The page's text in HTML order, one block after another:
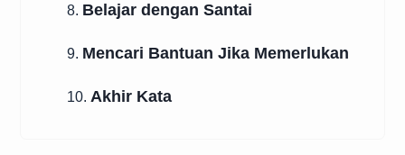
8. Belajar dengan Santai
9. Mencari Bantuan Jika Memerlukan
10. Akhir Kata